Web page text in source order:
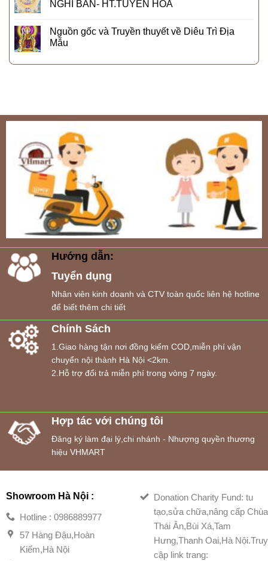
NGHĨ BÀN- HT.TUYÊN HÓA
Nguồn gốc và Truyền thuyết về Diêu Trì Địa
Mẫu
Hướng dẫn:
Tuyển dụng
Nhân viên kinh doanh và CTV toàn quốc liên hệ hotline
để biết thêm chi tiết
Chính Sách
1.Giao hàng tận nơi đồng kiểm COD,miễn phí vận
chuyển nội thành Hà Nội <2km.
2.Hỗ trợ đổi trả miễn phí trong vòng 7 ngày.
Hợp tác với chúng tôi
Đăng ký làm đại lý,chi nhánh - Nhượng quyền thương
hiệu VHMART
Showroom Hà Nội :
Hotline : 0986889977
57 Hàng Đậu,Hoàn
Kiếm,Hà Nội
Donation Charity Fund: tu
tạo,sửa chữa,nâng cấp Chùa
Thái Ân,Bùi Xá,Tam
Hưng,Thanh Oai,Hà Nội.Truy
cập link trang: